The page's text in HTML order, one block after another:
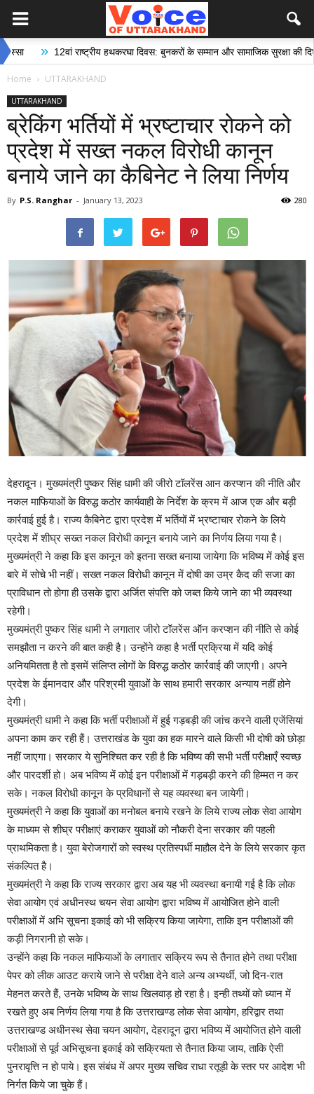
» 12वां राष्ट्रीय हथकरघा दिवस: बुनकरों के सम्मान और सामाजिक सुरक्षा की दिशा में
Home UTTARAKHAND
UTTARAKHAND
ब्रेकिंग भर्तियों में भ्रष्टाचार रोकने को
प्रदेश में सख्त नकल विरोधी कानून
बनाये जाने का कैबिनेट ने लिया निर्णय
By P.S. Ranghar - January 13, 2023 280
देहरादून। मुख्यमंत्री पुष्कर सिंह धामी की जीरो टॉलरेंस आन करप्शन की नीति और
नकल माफियाओं के विरुद्ध कठोर कार्यवाही के निर्देश के क्रम में आज एक और बड़ी
कार्रवाई हुई है। राज्य कैबिनेट द्वारा प्रदेश में भर्तियों में भ्रष्टाचार रोकने के लिये
प्रदेश में शीघ्र सख्त नकल विरोधी कानून बनाये जाने का निर्णय लिया गया है।
मुख्यमंत्री ने कहा कि इस कानून को इतना सख्त बनाया जायेगा कि भविष्य में कोई इस
बारे में सोचे भी नहीं। सख्त नकल विरोधी कानून में दोषी का उम्र कैद की सजा का
प्राविधान तो होगा ही उसके द्वारा अर्जित संपत्ति को जब्त किये जाने का भी व्यवस्था
रहेगी।
मुख्यमंत्री पुष्कर सिंह धामी ने लगातार जीरो टॉलरेंस ऑन करप्शन की नीति से कोई
समझौता न करने की बात कही है। उन्होंने कहा है भर्ती प्रक्रिया में यदि कोई
अनियमितता है तो इसमें संलिप्त लोगों के विरुद्ध कठोर कार्रवाई की जाएगी। अपने
प्रदेश के ईमानदार और परिश्रमी युवाओं के साथ हमारी सरकार अन्याय नहीं होने
देगी।
मुख्यमंत्री धामी ने कहा कि भर्ती परीक्षाओं में हुई गड़बड़ी की जांच करने वाली एजेंसियां
अपना काम कर रही हैं। उत्तराखंड के युवा का हक मारने वाले किसी भी दोषी को छोड़ा
नहीं जाएगा। सरकार ये सुनिश्चित कर रही है कि भविष्य की सभी भर्ती परीक्षाएँ स्वच्छ
और पारदर्शी हो। अब भविष्य में कोई इन परीक्षाओं में गड़बड़ी करने की हिम्मत न कर
सके। नकल विरोधी कानून के प्रविधानों से यह व्यवस्था बन जायेगी।
मुख्यमंत्री ने कहा कि युवाओं का मनोबल बनाये रखने के लिये राज्य लोक सेवा आयोग
के माध्यम से शीघ्र परीक्षाएं कराकर युवाओं को नौकरी देना सरकार की पहली
प्राथमिकता है। युवा बेरोजगारों को स्वस्थ प्रतिस्पर्धी माहौल देने के लिये सरकार कृत
संकल्पित है।
मुख्यमंत्री ने कहा कि राज्य सरकार द्वारा अब यह भी व्यवस्था बनायी गई है कि लोक
सेवा आयोग एवं अधीनस्थ चयन सेवा आयोग द्वारा भविष्य में आयोजित होने वाली
परीक्षाओं में अभि सूचना इकाई को भी सक्रिय किया जायेगा, ताकि इन परीक्षाओं की
कड़ी निगरानी हो सके।
उन्होंने कहा कि नकल माफियाओं के लगातार सक्रिय रूप से तैनात होने तथा परीक्षा
पेपर को लीक आउट कराये जाने से परीक्षा देने वाले अन्य अभ्यर्थी, जो दिन-रात
मेहनत करते हैं, उनके भविष्य के साथ खिलवाड़ हो रहा है। इन्ही तथ्यों को ध्यान में
रखते हुए अब निर्णय लिया गया है कि उत्तराखण्ड लोक सेवा आयोग, हरिद्वार तथा
उत्तराखण्ड अधीनस्थ सेवा चयन आयोग, देहरादून द्वारा भविष्य में आयोजित होने वाली
परीक्षाओं से पूर्व अभिसूचना इकाई को सक्रियता से तैनात किया जाय, ताकि ऐसी
पुनरावृत्ति न हो पाये। इस संबंध में अपर मुख्य सचिव राधा रतूड़ी के स्तर पर आदेश भी
निर्गत किये जा चुके हैं।